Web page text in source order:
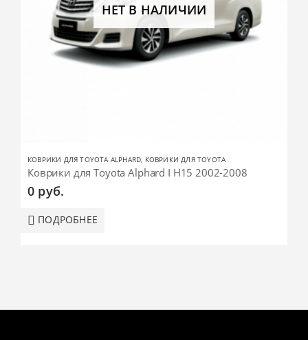
НЕТ В НАЛИЧИИ
КОВРИКИ ДЛЯ TOYOTA ALPHARD, КОВРИКИ ДЛЯ TOYOTA
Коврики для Toyota Alphard I H15 2002-2008
0 руб.
ПОДРОБНЕЕ